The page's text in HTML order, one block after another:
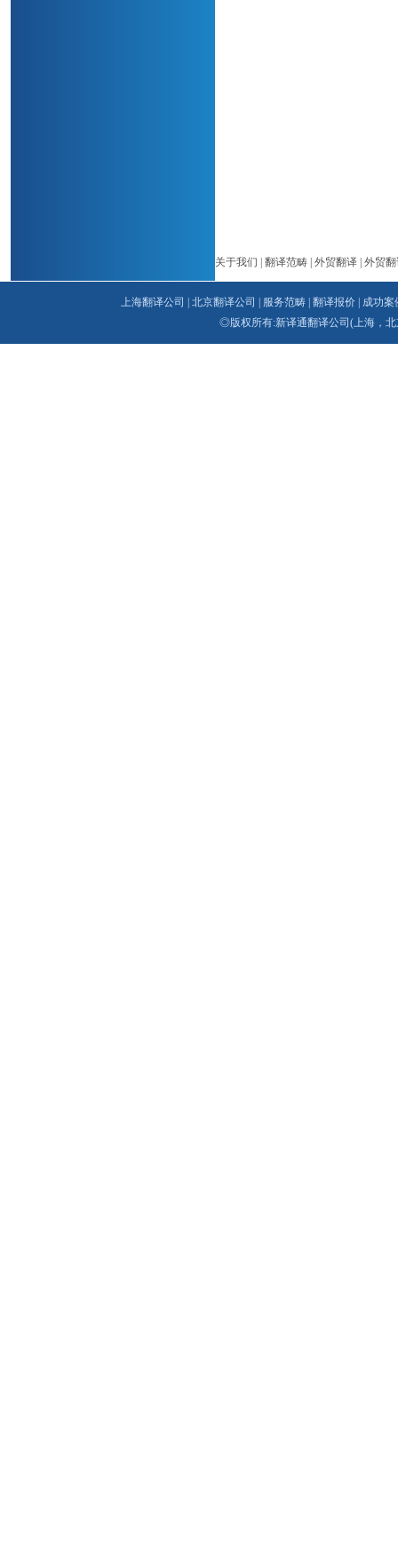
关于我们 翻译范畴 外贸翻译 外贸
上海翻译公司 北京翻译公司 服务范畴| 翻译报价|
成功案
◎版权所有:新译通翻译公司 (上海，